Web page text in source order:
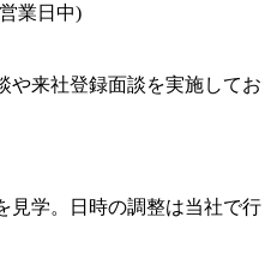
業日中)
来社登録面談を実施してお
学。日時の調整は当社で行